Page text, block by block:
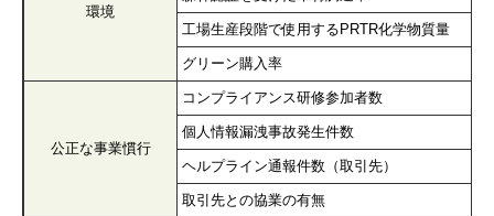
環境
工場生産段階で使用するPRTR化学物質量
グリーン購入率
公正な事業慣行
コンプライアンス研修参加者数
個人情報漏洩事故発生件数
ヘルプライン通報件数（取引先）
取引先との協業の有無